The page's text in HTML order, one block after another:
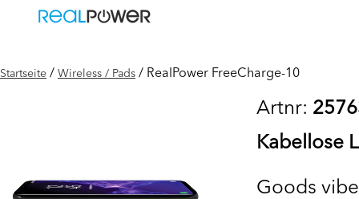
Startseite / Wireless / Pads / RealPower FreeCharge-10
Artnr:
Kabellose
Goods